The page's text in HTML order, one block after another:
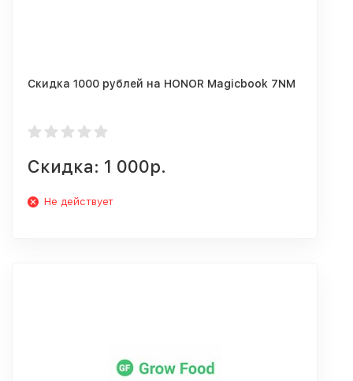
Скидка 1000 рублей на HONOR Magicbook 7NM
Скидка: 1 000р.
Не действует